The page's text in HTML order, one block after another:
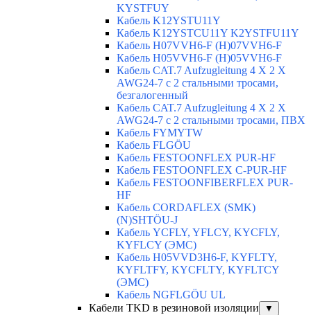
KYSTFUY
Кабель K12YSTU11Y
Кабель K12YSTCU11Y K2YSTFU11Y
Кабель H07VVH6-F (H)07VVH6-F
Кабель H05VVH6-F (H)05VVH6-F
Кабель CAT.7 Aufzugleitung 4 X 2 X
AWG24-7 c 2 стальными тросами,
безгалогенный
Кабель CAT.7 Aufzugleitung 4 X 2 X
AWG24-7 c 2 стальными тросами, ПВХ
Кабель FYMYTW
Кабель FLGÖU
Кабель FESTOONFLEX PUR-HF
Кабель FESTOONFLEX C-PUR-HF
Кабель FESTOONFIBERFLEX PUR-
HF
Кабель CORDAFLEX (SMK)
(N)SHTÖU-J
Кабель YCFLY, YFLCY, KYCFLY,
KYFLCY (ЭМС)
Кабель H05VVD3H6-F, KYFLTY,
KYFLTFY, KYCFLTY, KYFLTCY
(ЭMС)
Кабель NGFLGÖU UL
Кабели TKD в резиновой изоляции
▼